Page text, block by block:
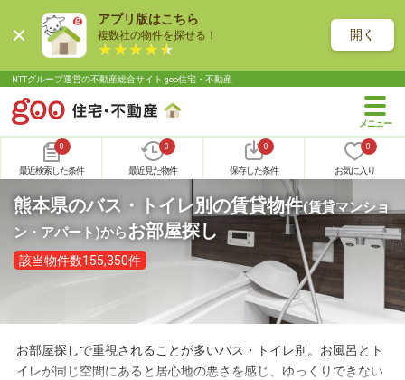
アプリ版はこちら
複数社の物件を探せる！ 開く
NTTグループ運営の不動産総合サイト goo住宅・不動産
0
最近検索した条件
0
最近見た物件
0
保存した条件
0
お気に入り
熊本県のバス・トイレ別の賃貸物件(賃貸マンショ
ン・アパート)からお部屋探し
該当物件数155,350件
お部屋探しで重視されることが多いバス・トイレ別。お風呂とト
イレが同じ空間にあると居心地の悪さを感じ、ゆっくりできない